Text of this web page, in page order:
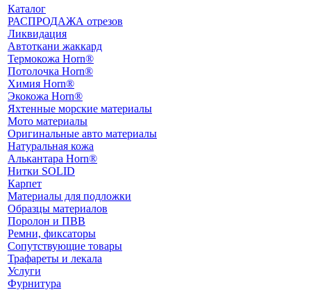
Каталог
РАСПРОДАЖА отрезов
Ликвидация
Автоткани жаккард
Термокожа Horn®
Потолочка Horn®
Химия Horn®
Экокожа Horn®
Яхтенные морские материалы
Мото материалы
Оригинальные авто материалы
Натуральная кожа
Алькантара Horn®
Нитки SOLID
Карпет
Материалы для подложки
Образцы материалов
Поролон и ПВВ
Ремни, фиксаторы
Сопутствующие товары
Трафареты и лекала
Услуги
Фурнитура